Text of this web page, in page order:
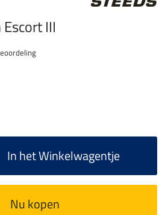
III
In het Winkelwagentje
Nu kopen